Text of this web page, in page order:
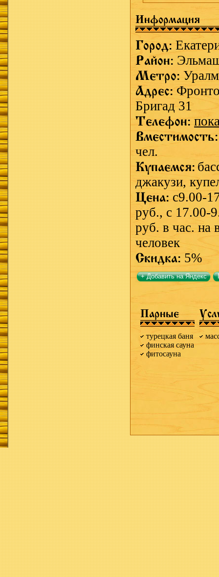
Информация
Город:
Район:
Метро:
Адрес:
Бригад 31
Телефон:
чел.
Купаемся:
джакузи,
Цена: с9.00-
руб., с 17.00-
руб. в час. на
человек
Скидка: 5%
+ Добавить на Яндекс
Парные
турецкая баня
финская сауна
фитосауна